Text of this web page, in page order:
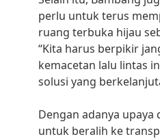
perlu untuk terus
ruang terbuka hijau
“Kita harus berpikir
kemacetan lalu lintas
solusi yang
Dengan adanya
untuk beralih ke